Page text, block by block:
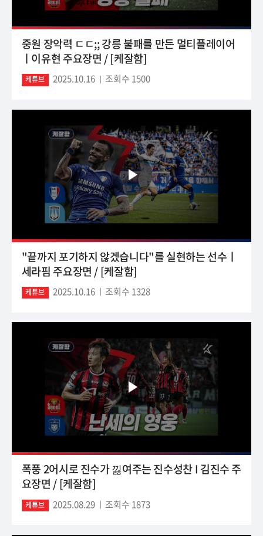
중원 장악력 ㄷㄷ;; 강릉 불패를 만든 멀티플레이어
ㅣ이유현 주요장면 / [케잘함]
케튜브 2025.10.16 조회수 1500
"끝까지 포기하지 않겠습니다"를 실현하는 선수ㅣ
세라핌 주요장면 / [케잘함]
케튜브 2025.10.16 조회수 1328
폭풍 2어시로 진수가 낋여주는 진수성찬 I 김진수 주
요장면 / [케잘함]
케튜브 2025.08.29 조회수 1873